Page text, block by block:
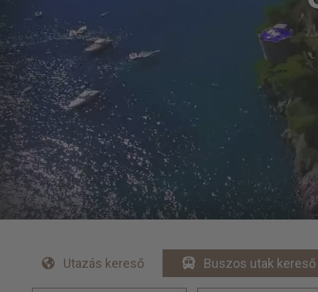
Utazás kereső Buszos utak kereső